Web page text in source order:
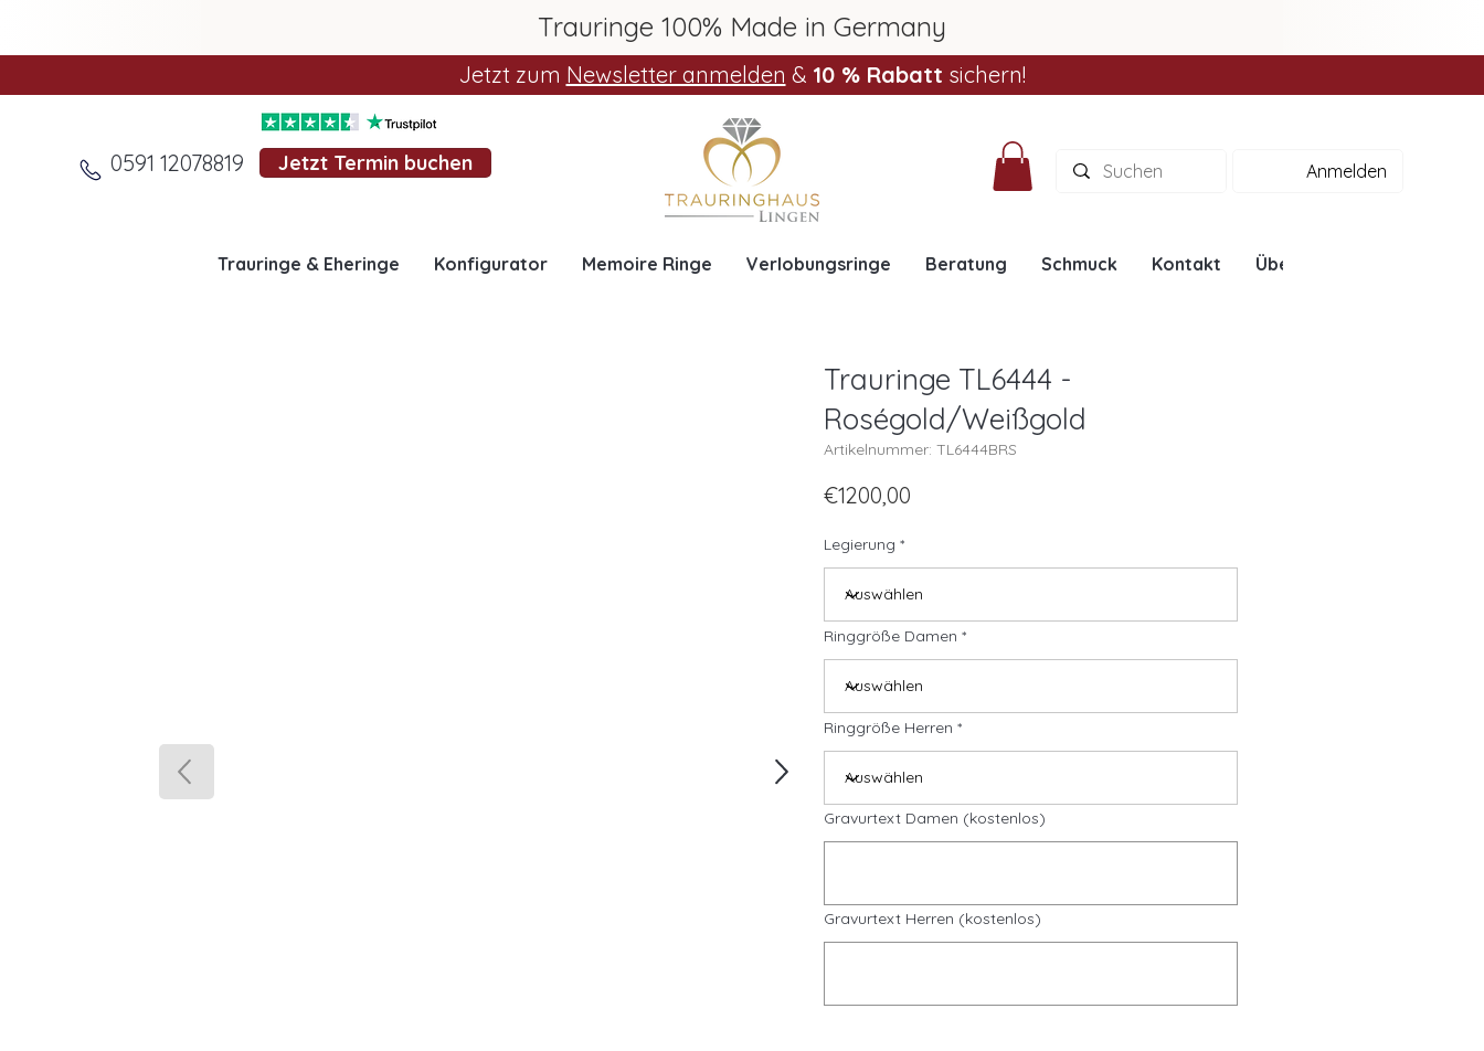
Trauringe 100% Made in Germany
Jetzt zum Newsletter anmelden & 10 % Rabatt sichern!
0591 12078819 Jetzt Termin buchen Anmelden
Trauringe & Eheringe Konfigurator Memoire Ringe Verlobungsringe Beratung Schmuck Kontakt Über uns
Trauringe TL6444 -
Roségold/Weißgold
Artikelnummer: TL6444BRS
€1200,00
Legierung
Ringgröße Damen
Ringgröße Herren
Gravurtext Damen (kostenlos)
Gravurtext Herren (kostenlos)